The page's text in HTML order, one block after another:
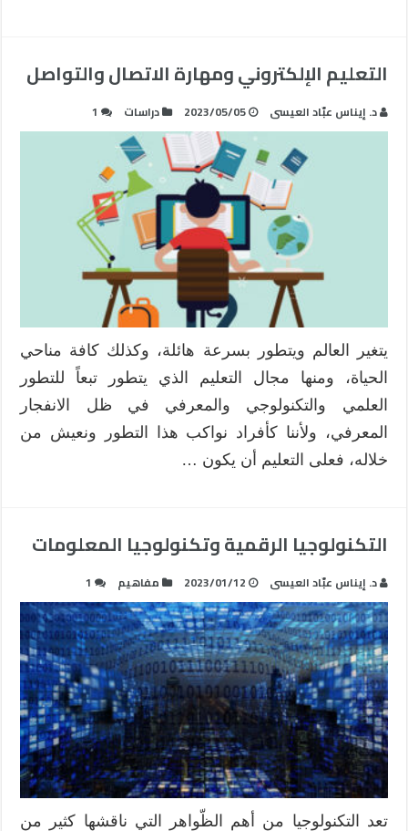
التعليم الإلكتروني ومهارة الاتصال والتواصل
د. إيناس عبّاد العيسى 2023/05/05 دراسات 1
يتغير العالم ويتطور بسرعة هائلة، وكذلك كافة مناحي
الحياة، ومنها مجال التعليم الذي يتطور تبعاً للتطور
العلمي والتكنولوجي والمعرفي في ظل الانفجار
المعرفي، ولأننا كأفراد نواكب هذا التطور ونعيش من
خلاله، فعلى التعليم أن يكون …
التكنولوجيا الرقمية وتكنولوجيا المعلومات
د. إيناس عبّاد العيسى 2023/01/12 مفاهيم 1
تعد التكنولوجيا من أهم الظّواهر التي ناقشها كثير من